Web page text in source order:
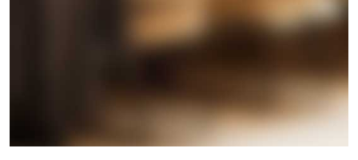
Wir benötigen Ihre Zustimmung
Hier würden wir Ihnen gerne einen externen
personenbezogene technische Daten zu Geräten
und Nutzerverhalten mitunter mit US-
amerikanischen Anbietern austauscht.